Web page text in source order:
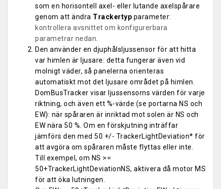
som en horisontell axel- eller lutande axelspårare
genom att ändra Trackertyp parameter:
kontrollera avsnittet om konfigurerbara
parametrar nedan.
Den använder en djuphålsljussensor för att hitta
var himlen är ljusare: detta fungerar även vid
molnigt väder, så panelerna orienteras
automatiskt mot det ljusare området på himlen.
DomBusTracker visar ljussensorns värden för varje
riktning, och även ett %-värde (se portarna NS och
EW): när spåraren är inriktad mot solen är NS och
EW nära 50 %. Om en förskjutning inträffar
jämförs den med 50 +/- TrackerLightDeviation* för
att avgöra om spåraren måste flyttas eller inte.
Till exempel, om NS >=
50+TrackerLightDeviationNS, aktivera då motor MS
för att öka lutningen.